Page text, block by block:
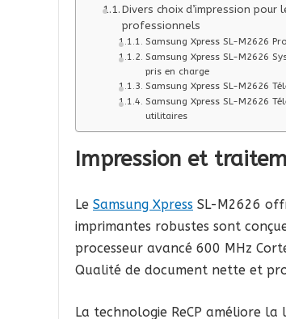
Divers choix d’impression pour
professionnels
Samsung Xpress SL-M2626
Samsung Xpress SL-M2626
pris en charge
Samsung Xpress SL-M2626
Samsung Xpress SL-M2626
utilitaires
Impression et
Le Samsung Xpress SL-M2626
imprimantes robustes sont
processeur avancé 600 MHz
Qualité de document nette et
La technologie ReCP améliore